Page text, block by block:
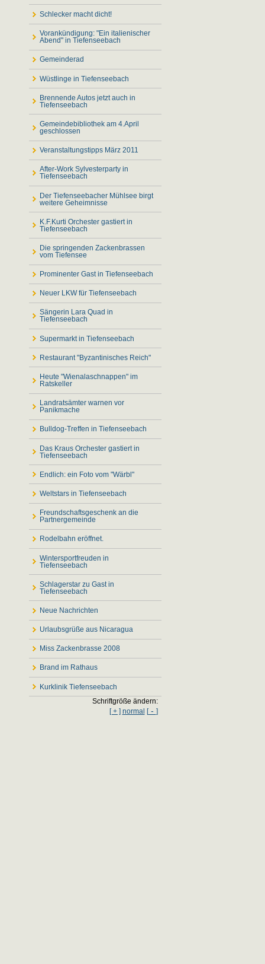
Schlecker macht dicht!
Vorankündigung: "Ein italienischer
Abend" in Tiefenseebach
Gemeinderad
Wüstlinge in Tiefenseebach
Brennende Autos jetzt auch in
Tiefenseebach
Gemeindebibliothek am 4.April
geschlossen
Veranstaltungstipps März 2011
After-Work Sylvesterparty in
Tiefenseebach
Der Tiefenseebacher Mühlsee birgt
weitere Geheimnisse
K.F.Kurti Orchester gastiert in
Tiefenseebach
Die springenden Zackenbrassen
vom Tiefensee
Prominenter Gast in Tiefenseebach
Neuer LKW für Tiefenseebach
Sängerin Lara Quad in
Tiefenseebach
Supermarkt in Tiefenseebach
Restaurant "Byzantinisches Reich"
Heute "Wienalaschnappen" im
Ratskeller
Landratsämter warnen vor
Panikmache
Bulldog-Treffen in Tiefenseebach
Das Kraus Orchester gastiert in
Tiefenseebach
Endlich: ein Foto vom "Wärbl"
Weltstars in Tiefenseebach
Freundschaftsgeschenk an die
Partnergemeinde
Rodelbahn eröffnet.
Wintersportfreuden in
Tiefenseebach
Schlagerstar zu Gast in
Tiefenseebach
Neue Nachrichten
Urlaubsgrüße aus Nicaragua
Miss Zackenbrasse 2008
Brand im Rathaus
Kurklinik Tiefenseebach
Schriftgröße ändern:
[ + ] normal [- ]